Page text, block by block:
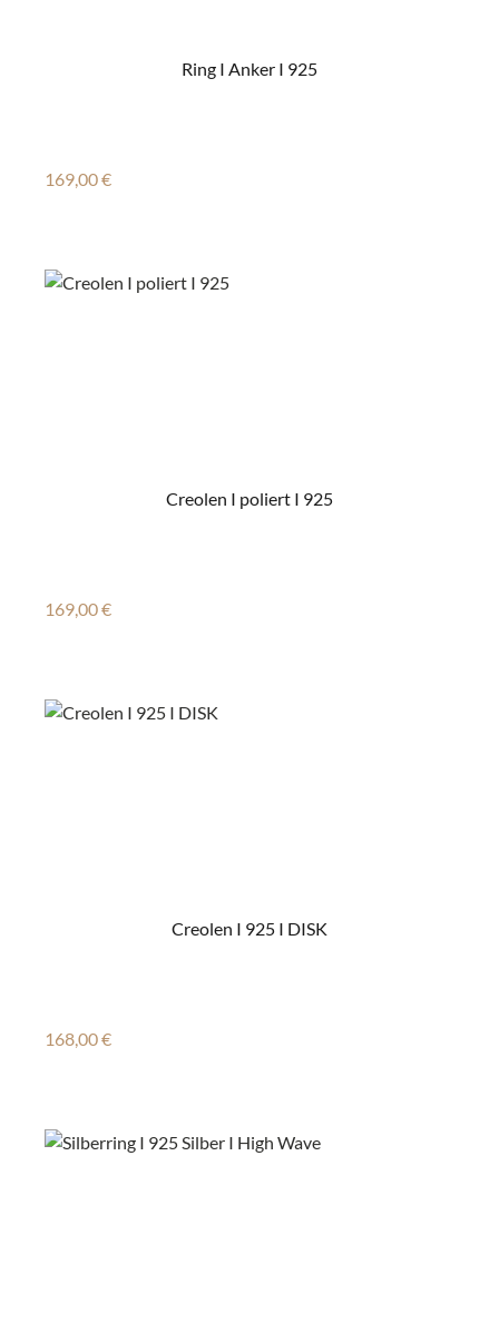
Ring I Anker I 925
Regulärer Preis:
169,00 €
Creolen I poliert I 925
Regulärer Preis:
169,00 €
Creolen I 925 I DISK
Regulärer Preis:
168,00 €